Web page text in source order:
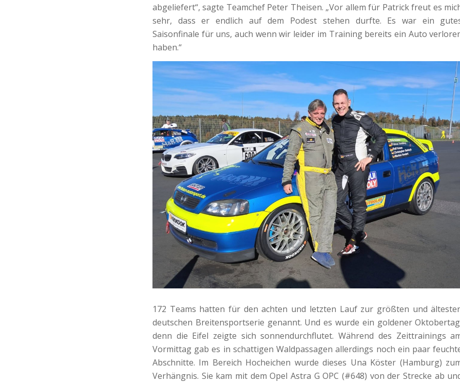
abgeliefert“, sagte Teamchef Peter Theisen. „Vor allem für Patrick freut es
sehr, dass er endlich auf dem Podest stehen durfte. Es war ein
Saisonfinale für uns, auch wenn wir leider im Training bereits ein Auto
haben.“
172 Teams hatten für den achten und letzten Lauf zur größten und
deutschen Breitensportserie genannt. Und es wurde ein goldener
denn die Eifel zeigte sich sonnendurchflutet. Während des Zeittrainings
Vormittag gab es in schattigen Waldpassagen allerdings noch ein paar
Abschnitte. Im Bereich Hocheichen wurde dieses Una Köster (Hamburg)
Verhängnis. Sie kam mit dem Opel Astra G OPC (#648) von der Strecke ab